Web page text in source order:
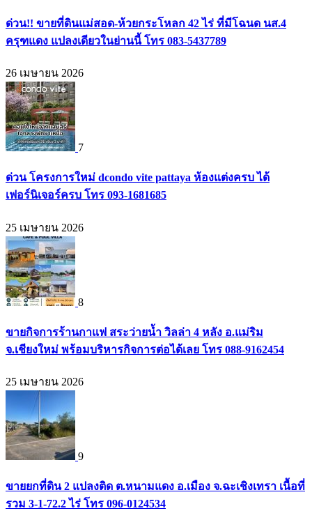
ด่วน!! ขายที่ดินแม่สอด-ห้วยกระโหลก 42 ไร่ ที่มีโฉนด นส.4
ครุฑแดง แปลงเดียวในย่านนี้ โทร 083-5437789
26 เมษายน 2026
7
ด่วน โครงการใหม่ dcondo vite pattaya ห้องแต่งครบ ได้
เฟอร์นิเจอร์ครบ โทร 093-1681685
25 เมษายน 2026
8
ขายกิจการร้านกาแฟ สระว่ายน้ำ วิลล่า 4 หลัง อ.แม่ริม
จ.เชียงใหม่ พร้อมบริหารกิจการต่อได้เลย โทร 088-9162454
25 เมษายน 2026
9
ขายยกที่ดิน 2 แปลงติด ต.หนามแดง อ.เมือง จ.ฉะเชิงเทรา เนื้อที่
รวม 3-1-72.2 ไร่ โทร 096-0124534